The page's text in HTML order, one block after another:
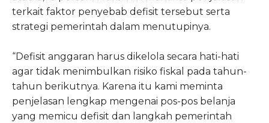
terkait faktor penyebab defisit tersebut serta
strategi pemerintah dalam menutupinya.
“Defisit anggaran harus dikelola secara hati-hati
agar tidak menimbulkan risiko fiskal pada tahun-
tahun berikutnya. Karena itu kami meminta
penjelasan lengkap mengenai pos-pos belanja
yang memicu defisit dan langkah pemerintah